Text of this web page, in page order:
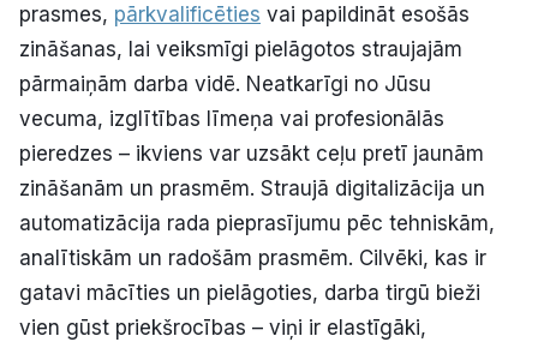
prasmes, pārkvalificēties vai papildināt esošās
zināšanas, lai veiksmīgi pielāgotos straujajām
pārmaiņām darba vidē. Neatkarīgi no Jūsu
vecuma, izglītības līmeņa vai profesionālās
pieredzes – ikviens var uzsākt ceļu pretī jaunām
zināšanām un prasmēm. Straujā digitalizācija un
automatizācija rada pieprasījumu pēc tehniskām,
analītiskām un radošām prasmēm. Cilvēki, kas ir
gatavi mācīties un pielāgoties, darba tirgū bieži
vien gūst priekšrocības – viņi ir elastīgāki,